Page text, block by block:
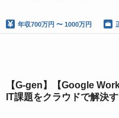
年収700万円 〜 1000万円
【G-gen】【Google
IT課題をクラウドで解決